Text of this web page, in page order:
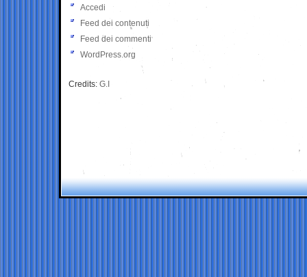
Accedi
Feed dei contenuti
Feed dei commenti
WordPress.org
Credits: G.I